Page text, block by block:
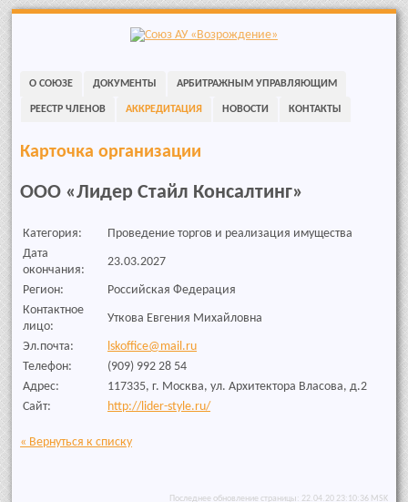
content
О СОЮЗЕ ДОКУМЕНТЫ АРБИТРАЖНЫМ УПРАВЛЯЮЩИМ
РЕЕСТР ЧЛЕНОВ АККРЕДИТАЦИЯ НОВОСТИ КОНТАКТЫ
Карточка организации
ООО «Лидер Стайл Консалтинг»
Категория:
Проведение торгов и реализация имущества
Дата
окончания:
23.03.2027
Регион:
Российская Федерация
Контактное
лицо:
Уткова Евгения Михайловна
Эл.почта:
lskoffice@mail.ru
Телефон:
(909) 992 28 54
Адрес:
117335, г. Москва, ул. Архитектора Власова, д.2
Сайт:
http://lider-style.ru/
« Вернуться к списку
Последнее обновление страницы: 22.04.20 23:10:36 MSK